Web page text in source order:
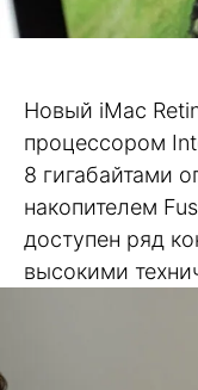
Новый iMac
процессором
8 гигабайтами
накопителем
доступен ряд
высокими